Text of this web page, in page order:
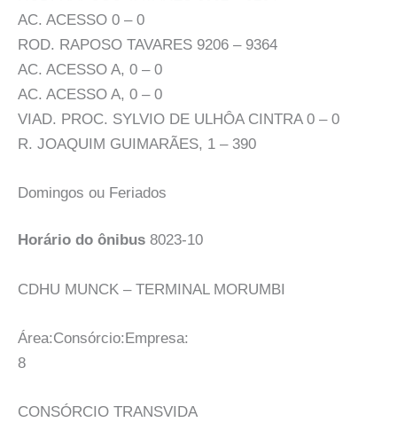
AC. ACESSO 0 – 0
ROD. RAPOSO TAVARES 9206 – 9364
AC. ACESSO A, 0 – 0
AC. ACESSO A, 0 – 0
VIAD. PROC. SYLVIO DE ULHÔA CINTRA 0 – 0
R. JOAQUIM GUIMARÃES, 1 – 390
Domingos ou Feriados
Horário do ônibus 8023-10
CDHU MUNCK – TERMINAL MORUMBI
Área:Consórcio:Empresa:
8
CONSÓRCIO TRANSVIDA